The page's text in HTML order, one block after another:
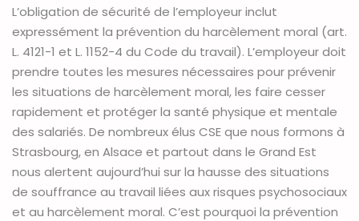
L’obligation de sécurité de l’employeur inclut
expressément la prévention du harcèlement moral (art.
L. 4121-1 et L. 1152-4 du Code du travail). L’employeur doit
prendre toutes les mesures nécessaires pour prévenir
les situations de harcèlement moral, les faire cesser
rapidement et protéger la santé physique et mentale
des salariés. De nombreux élus CSE que nous formons à
Strasbourg, en Alsace et partout dans le Grand Est
nous alertent aujourd’hui sur la hausse des situations
de souffrance au travail liées aux risques psychosociaux
et au harcèlement moral. C’est pourquoi la prévention